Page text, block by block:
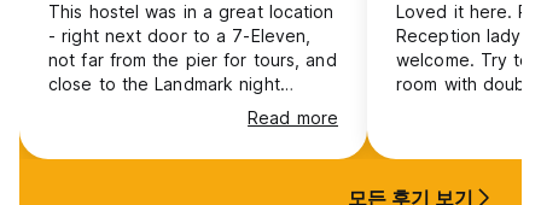
This hostel was in a great location
- right next door to a 7-Eleven,
not far from the pier for tours, and
close to the Landmark night
market. The dorms were very
comfortable and clean, and the
balcony was a plus. Air
Read more
Loved it here.
Reception lady
welcome. Try to
room with
모든 후기 보기